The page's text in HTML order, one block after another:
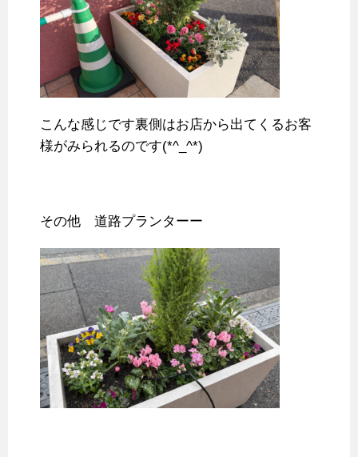
こんな感じです裏側はお店から出てくるお客
様がみられるのです(*^_^*)
その他 道路プランターー